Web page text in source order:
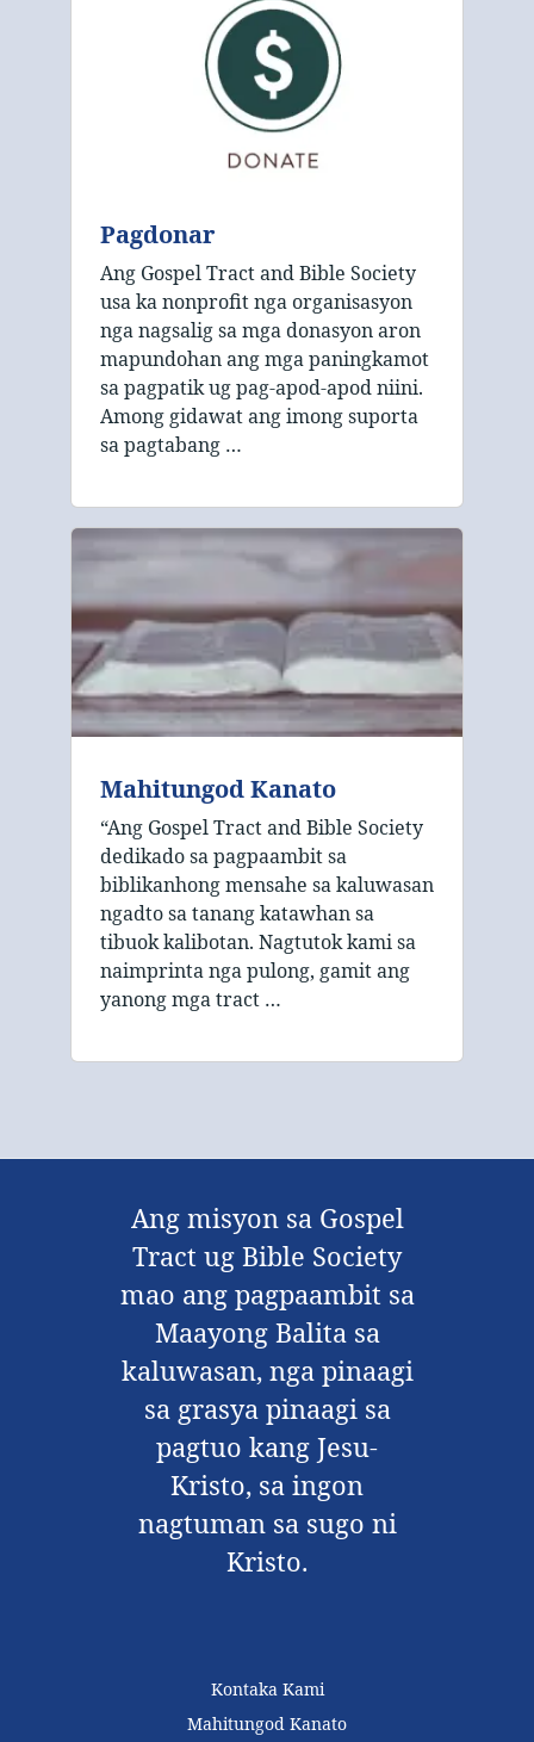
Pagdonar
Ang Gospel Tract and Bible Society
usa ka nonprofit nga organisasyon
nga nagsalig sa mga donasyon aron
mapundohan ang mga paningkamot
sa pagpatik ug pag-apod-apod niini.
Among gidawat ang imong suporta
sa pagtabang …
Mahitungod Kanato
“Ang Gospel Tract and Bible Society
dedikado sa pagpaambit sa
biblikanhong mensahe sa kaluwasan
ngadto sa tanang katawhan sa
tibuok kalibotan. Nagtutok kami sa
naimprinta nga pulong, gamit ang
yanong mga tract …
Ang misyon sa Gospel
Tract ug Bible Society
mao ang pagpaambit sa
Maayong Balita sa
kaluwasan, nga pinaagi
sa grasya pinaagi sa
pagtuo kang Jesu-
Kristo, sa ingon
nagtuman sa sugo ni
Kristo.
Kontaka Kami
Mahitungod Kanato